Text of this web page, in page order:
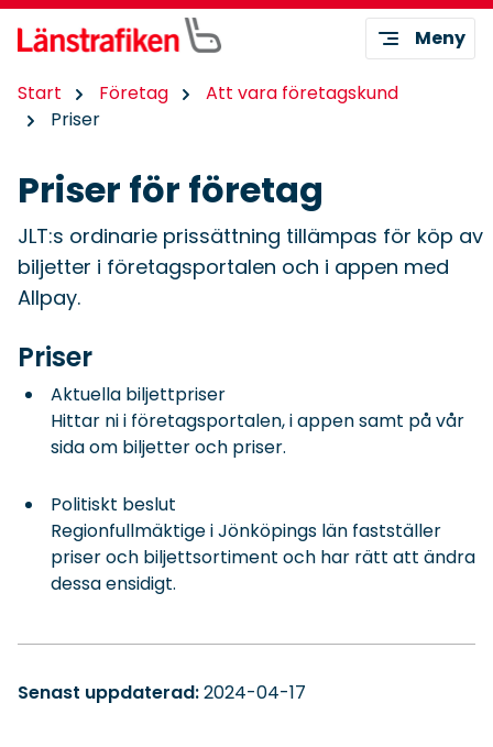
Meny
Start Företag
Att vara företagskund
Priser
Priser för företag
JLT:s ordinarie prissättning tillämpas för köp av
biljetter i företagsportalen och i appen med
Allpay.
Priser
Aktuella biljettpriser
Hittar ni i företagsportalen, i appen samt påvår
sida om biljetter och priser.
Politiskt beslut
Regionfullmäktige i Jönköpings län fastställer
priser och biljettsortiment och har rätt att ändra
dessa ensidigt.
Senast uppdaterad:2024-04-17